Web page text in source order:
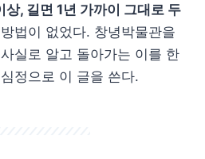
상, 길면 1년 가까이 그대로 두
법이 없었다. 창녕박물관을
실로 알고 돌아가는 이를 한
정으로 이 글을 쓴다.